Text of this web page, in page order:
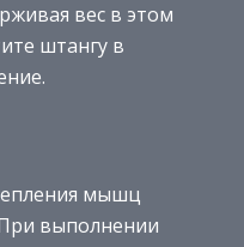
вес в этом
штангу в
мышц
выполнении